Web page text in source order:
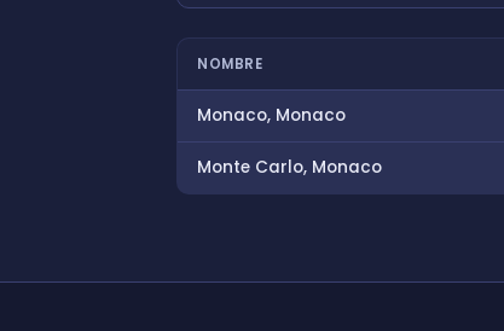
NOMBRE
Monaco, Monaco
Monte Carlo, Monaco